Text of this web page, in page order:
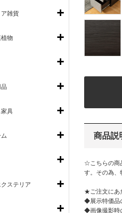
商品説
☆こちらの商
す。その為
★ご注文にあ
◆展示特価品
◆画像撮影時
雑貨
物
具
ステリア